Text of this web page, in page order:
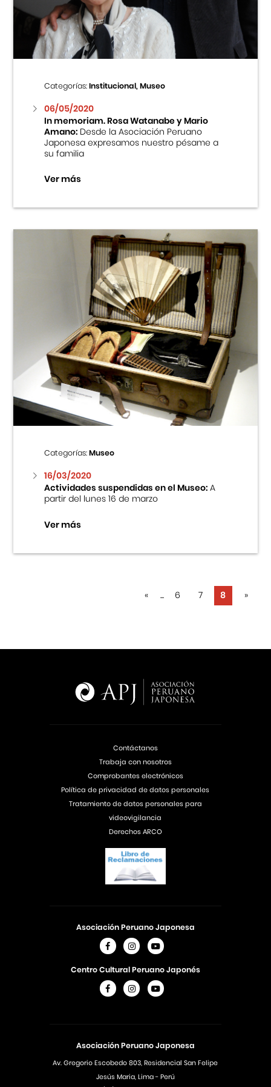
Centro Cultural Peruano Japonés
Cursos
Museo de la Inmigración Japonesa
Fondo Editorial
Teatro Peruano Japonés
Categorías:Institucional, Museo
06/05/2020
In memoriam. Rosa Watanabe y Mario
Amano:Desde la Asociación Peruano
Japonesa expresamos nuestro pésame a
su familia
Ver más
Categorías:Museo
16/03/2020
Actividades suspendidas en el Museo:A
partir del lunes 16 de marzo
Ver más
« ... 6 7 8 »
Asociación Peruano Japonesa
Av. Gregorio Escobedo 803, Residencial San Felipe
Jesús Maria, Lima - Perú
Asociación Peruano Japonesa
Centro Cultural Peruano Japonés
Contáctanos
Trabaja con nosotros
Comprobantes electrónicos
Política de privacidad de datos personales
Tratamiento de datos personales para
videovigilancia
Derechos ARCO